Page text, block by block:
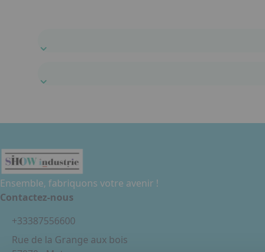
Ensemble, fabriquons votre avenir !
Contactez-nous
+33387556600
Rue de la Grange aux bois